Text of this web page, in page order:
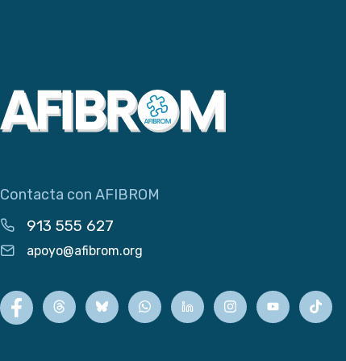
Contacta con AFIBROM
913 555 627
apoyo@afibrom.org